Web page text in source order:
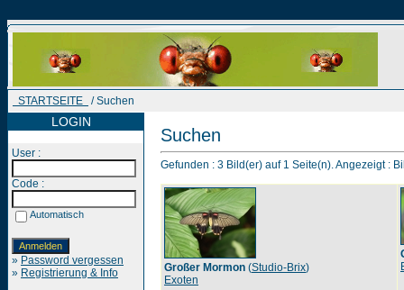
STARTSEITE / Suchen
LOGIN
User :
Code :
Automatisch
» Password vergessen
» Registrierung & Info
Suchen
Gefunden : 3 Bild(er) auf 1 Seite(n). Angezeigt :
Großer Mormon (Studio-Brix)
Exoten